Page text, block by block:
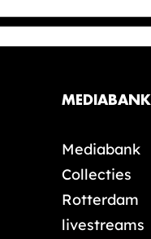
MEDIABANK
Mediabank
Collecties
Rotterdam
livestreams